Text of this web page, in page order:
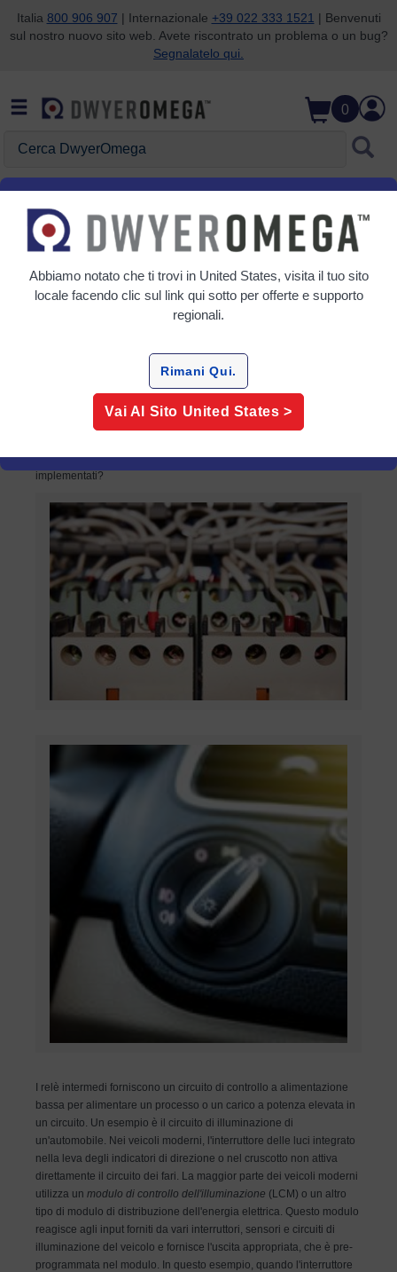
Salta alla ricerca
Salta al contenuto principale
Salta alla navigazione
Italia 800 906 907 | Internazionale +39 022 333 1521 | Benvenuti
sul nostro nuovo sito web. Avete riscontrato un problema o un bug?
Segnalatelo qui.
0
Cosa sono i relè intermedi e
come vengono implementati?
Cosa sono i relè intermedi e come
vengono implementati?
I relè intermedi sono fondamentali per il corretto funzionamento e
pompaggio. Ma cosa sono i relè intermedi e come vengono
implementati?
I relè intermedi forniscono un circuito di controllo a alimentazione
bassa per alimentare un processo o un carico a potenza elevata in
un circuito. Un esempio è il circuito di illuminazione di
un'automobile. Nei veicoli moderni, l'interruttore delle luci integrato
nella leva degli indicatori di direzione o nel cruscotto non attiva
direttamente il circuito dei fari. La maggior parte dei veicoli moderni
utilizza un modulo di controllo dell'illuminazione (LCM) o un altro
tipo di modulo di distribuzione dell'energia elettrica. Questo modulo
reagisce agli input forniti da vari interruttori, sensori e circuiti di
illuminazione del veicolo e fornisce l'uscita appropriata, che è pre-
programmata nel modulo. In questo esempio, quando l'interruttore
Abbiamo notato che ti trovi in United States, visita il tuo sito
locale facendo clic sul link qui sotto per offerte e supporto
regionali.
Rimani Qui.
Vai Al Sito United States >